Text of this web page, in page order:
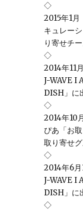
◇
2015年1月
キュレー
り寄せチ
◇
2014年11
J-WAVE I
DISH」に
◇
2014年10
ぴあ「お
取り寄せ
◇
2014年6月
J-WAVE I
DISH」に
◇